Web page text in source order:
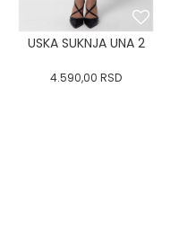
USKA SUKNJA UNA 2
4.590,00 RSD